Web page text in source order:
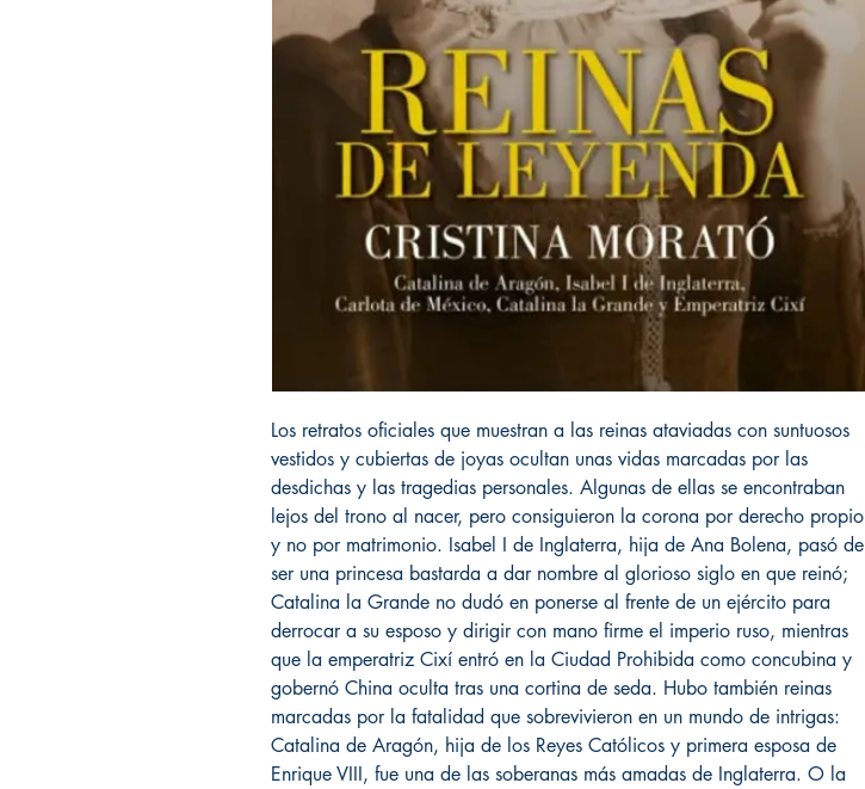
Los retratos oficiales que muestran a las reinas ataviadas con suntuosos
vestidos y cubiertas de joyas ocultan unas vidas marcadas por las
desdichas y las tragedias personales. Algunas de ellas se encontraban
lejos del trono al nacer, pero consiguieron la corona por derecho propio
y no por matrimonio. Isabel I de Inglaterra, hija de Ana Bolena, pasó de
ser una princesa bastarda a dar nombre al glorioso siglo en que reinó;
Catalina la Grande no dudó en ponerse al frente de un ejército para
derrocar a su esposo y dirigir con mano firme el imperio ruso, mientras
que la emperatriz Cixí entró en la Ciudad Prohibida como concubina y
gobernó China oculta tras una cortina de seda. Hubo también reinas
marcadas por la fatalidad que sobrevivieron en un mundo de intrigas:
Catalina de Aragón, hija de los Reyes Católicos y primera esposa de
Enrique VIII, fue una de las soberanas más amadas de Inglaterra. O la